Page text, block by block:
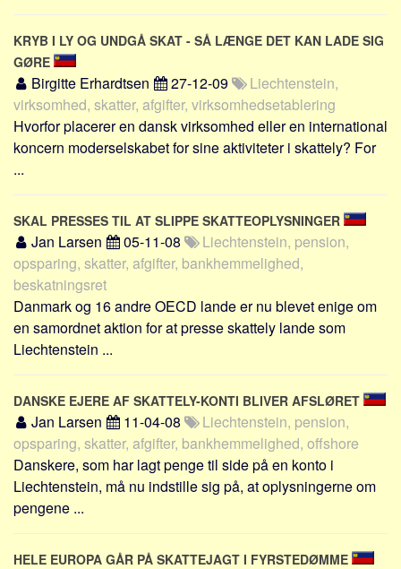
KRYB I LY OG UNDGÅ SKAT - SÅ LÆNGE DET KAN LADE SIG
GØRE
Birgitte Erhardtsen 27-12-09
Liechtenstein,
virksomhed, skatter, afgifter, virksomhedsetablering
Hvorfor placerer en dansk virksomhed eller en international
koncern moderselskabet for sine aktiviteter i skattely? For
...
SKAL PRESSES TIL AT SLIPPE SKATTEOPLYSNINGER
Jan Larsen 05-11-08
Liechtenstein, pension,
opsparing, skatter, afgifter, bankhemmelighed,
beskatningsret
Danmark og 16 andre OECD lande er nu blevet enige om
en samordnet aktion for at presse skattely lande som
Liechtenstein ...
DANSKE EJERE AF SKATTELY-KONTI BLIVER AFSLØRET
Jan Larsen 11-04-08
Liechtenstein, pension,
opsparing, skatter, afgifter, bankhemmelighed, offshore
Danskere, som har lagt penge til side på en konto i
Liechtenstein, må nu indstille sig på, at oplysningerne om
pengene ...
HELE EUROPA GÅR PÅ SKATTEJAGT I FYRSTEDØMME